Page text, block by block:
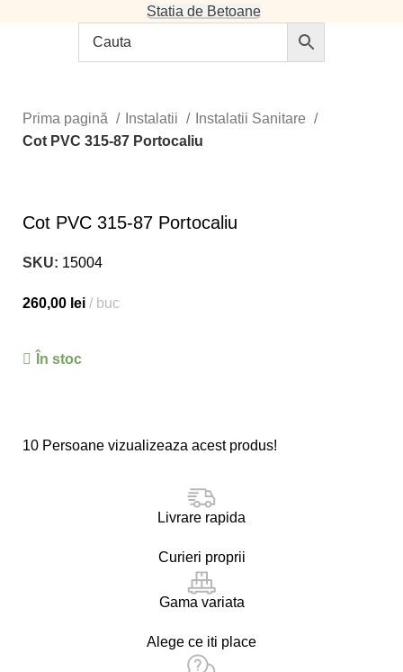
Statia de Betoane
Prima pagină Instalatii
Instalatii Sanitare
Cot PVC 315-87 Portocaliu
Cot PVC 315-87 Portocaliu
SKU: 15004
260,00 lei buc
În stoc
10 Persoane vizualizeaza acest produs!
Livrare rapida
Curieri proprii
Gama variata
Alege ce iti place